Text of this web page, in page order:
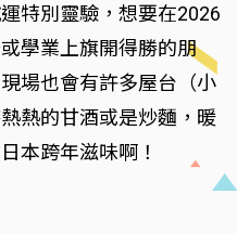
特別靈驗，想要在2026
學業上旗開得勝的朋
場也會有許多屋台（小
熱的甘酒或是炒麵，暖
本跨年滋味啊！